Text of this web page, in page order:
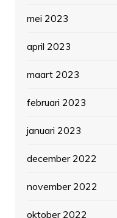
mei 2023
april 2023
maart 2023
februari 2023
januari 2023
december 2022
november 2022
oktober 2022